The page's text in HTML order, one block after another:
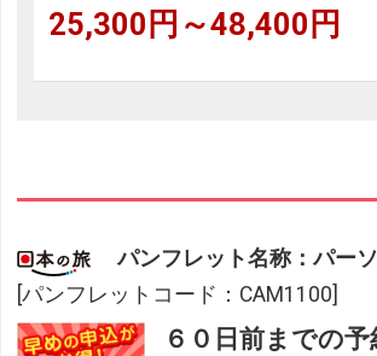
25,300円～48,400円
パンフレット名称：パー
[パンフレットコード：CAM1100]
６０日前までの予